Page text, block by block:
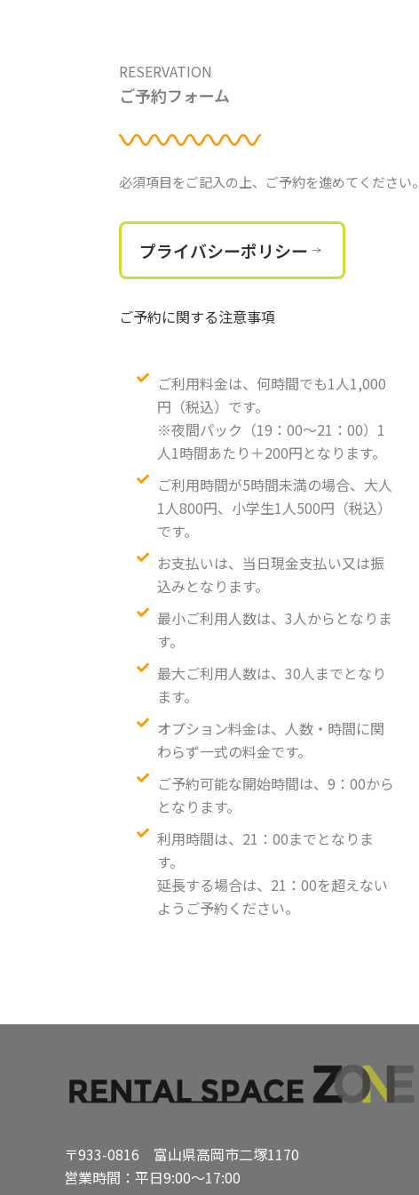
RESERVATION
ご予約フォーム
必須項目をご記入の上、ご予約を進めてください。
プライバシーポリシー
ご予約に関する注意事項
ご利用料金は、何時間でも1人1,000
円（税込）です。
※夜間パック（19：00～21：00）1
人1時間あたり＋200円となります。
ご利用時間が5時間未満の場合、大人
1人800円、小学生1人500円（税込）
です。
お支払いは、当日現金支払い又は振
込みとなります。
最小ご利用人数は、3人からとなりま
す。
最大ご利用人数は、30人までとなり
ます。
オプション料金は、人数・時間に関
わらず一式の料金です。
ご予約可能な開始時間は、9：00から
となります。
利用時間は、21：00までとなりま
す。
延長する場合は、21：00を超えない
ようご予約ください。
〒933-0816 富山県高岡市二塚1170
営業時間：平日9:00～17:00